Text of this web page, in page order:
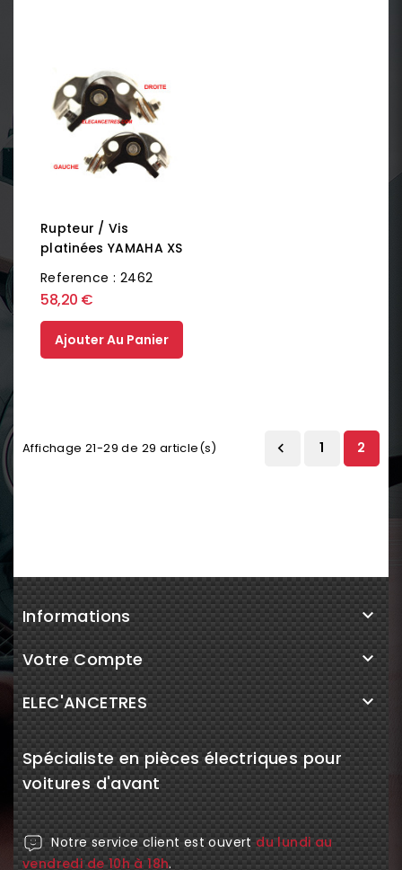
Rupteur / Vis
platinées YAMAHA XS
Reference : 2462
58,20 €
Ajouter Au Panier
Affichage 21-29 de 29 article(s)  1 2
Informations 
Votre Compte 
ELEC'ANCETRES 
Spécialiste en pièces électriques pour
voitures d'avant
Notre service client est ouvertdu lundi au
vendredi de 10h à 18h.